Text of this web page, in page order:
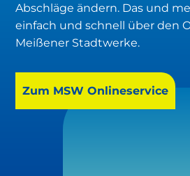
Abschläge ändern. Das und
einfach und schnell über den
Meißener Stadtwerke.
Zum MSW Onlineservice